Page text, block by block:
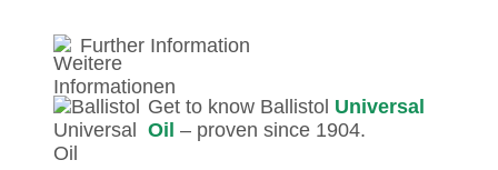
Further Information
Get to know Ballistol Universal
Oil – proven since 1904.